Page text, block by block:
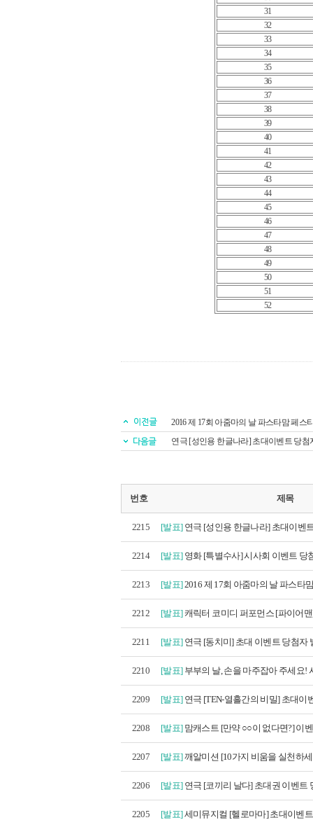
31
32
33
34
35
36
37
38
39
40
41
42
43
44
45
46
47
48
49
50
51
52
2016 제 17회 아줌마의 날 파스타맘 페스
연극 [성인용 한글나라] 초대이벤트 당첨
번호 제목
2215 [발표] 연극 [성인용 한글나라] 초대이벤
2214 [발표] 영화 [특별수사] 시사회 이벤트 당
2213 [발표]2016 제 17회 아줌마의 날 파스타
2212 [발표]캐릭터 코미디 퍼포먼스 [파이어
2211 [발표] 연극 [동치미] 초대 이벤트 당첨자
2210 [발표] 부부의 날, 손을 마주잡아 주세요!
2209 [발표] 연극 [TEN-열흘간의 비밀] 초대이
2208 [발표] 맘캐스트 [만약 ○○이 없다면?] 이
2207 [발표]깨알미션 [10가지 비움을 실천하
2206 [발표] 연극 [코끼리 날다] 초대권 이벤트
2205 [발표]세미뮤지컬 [헬로마마] 초대이벤